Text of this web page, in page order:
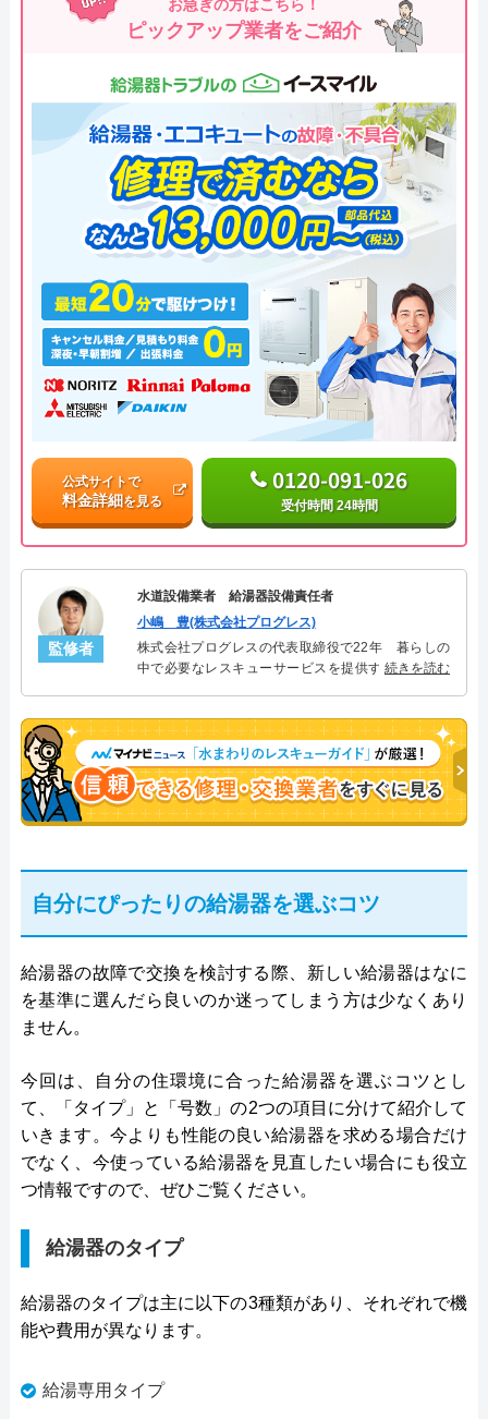
お急ぎの方はこちら！
ピックアップ業者をご紹介
公式サイトで
料金詳細を見る
0120-091-026
受付時間 24時間
監修者
水道設備業者 給湯器設備責任者
小嶋 豊(株式会社プログレス)
株式会社プログレスの代表取締役で22年 暮らしの
中で必要なレスキューサービスを提供する株式会社
決。多くのお客様に信頼される「給湯器」のスペシ
ャリスト。
続きを読む
自分にぴったりの給湯器を選ぶコツ
給湯器の故障で交換を検討する際、新しい給湯器はなに
を基準に選んだら良いのか迷ってしまう方は少なくあり
ません。
今回は、自分の住環境に合った給湯器を選ぶコツとし
て、「タイプ」と「号数」の2つの項目に分けて紹介して
いきます。今よりも性能の良い給湯器を求める場合だけ
でなく、今使っている給湯器を見直したい場合にも役立
つ情報ですので、ぜひご覧ください。
給湯器のタイプ
給湯器のタイプは主に以下の3種類があり、それぞれで機
能や費用が異なります。
給湯専用タイプ